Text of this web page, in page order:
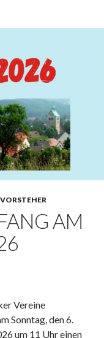
AM
Vereine
Sonntag, den 6.
um 11 Uhr einen